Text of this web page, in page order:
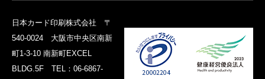
日本カード印刷株式会社 〒
540-0024 大阪市中央区南新
町1-3-10 南新町EXCEL
BLDG.5F TEL：06-6867-